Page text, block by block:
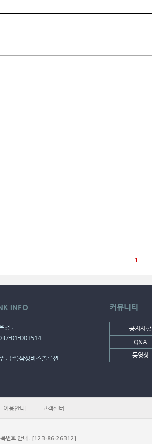
1
INFO
행 :
01-003514
: (주)삼성비즈솔루션
커뮤니티
공지사항
Q&A
동영상
이용안내 고객센터
록번호 안내 : [123-86-26312]